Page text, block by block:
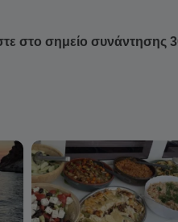
στο σημείο συνάντησης